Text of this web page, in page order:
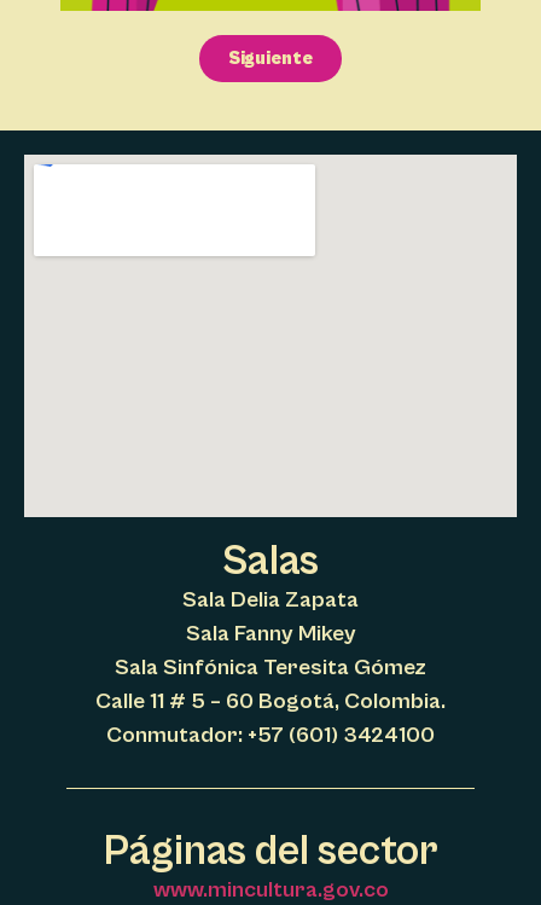
Siguiente
Salas
Sala Delia Zapata
Sala Fanny Mikey
Sala Sinfónica Teresita Gómez
Calle 11 # 5 – 60 Bogotá, Colombia.
Conmutador: +57 (601) 3424100
Páginas del sector
www.mincultura.gov.co